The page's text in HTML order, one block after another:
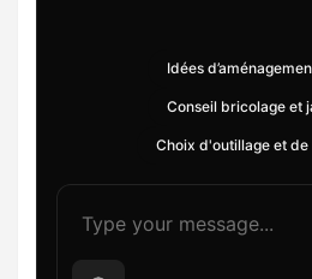
Idées
Conseil bricolage et
Choix d'outillage et